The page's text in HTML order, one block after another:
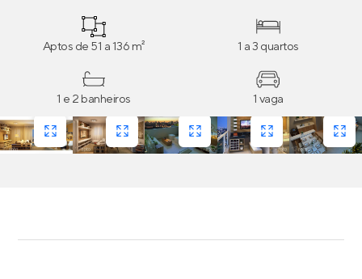
Aptos de 51 a 136 m² 1 a 3 quartos
1 e 2 banheiros 1 vaga